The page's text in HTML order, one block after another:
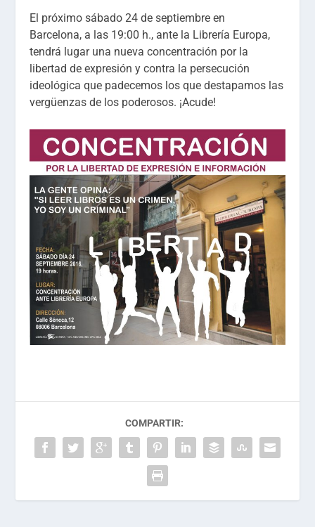
El próximo sábado 24 de septiembre en
Barcelona, a las 19:00 h., ante la Librería Europa,
tendrá lugar una nueva concentración por la
libertad de expresión y contra la persecución
ideológica que padecemos los que destapamos las
vergüenzas de los poderosos. ¡Acude!
COMPARTIR: